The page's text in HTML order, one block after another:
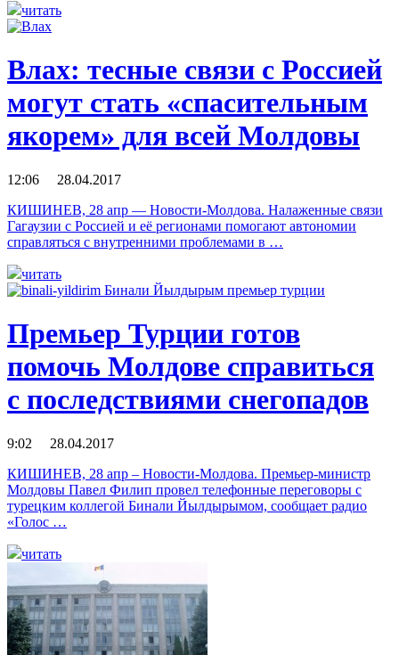
читать
Влах: тесные связи с Россией
могут стать «спасительным
якорем» для всей Молдовы
12:06 28.04.2017
КИШИНЕВ, 28 апр — Новости-Молдова. Налаженные связи
Гагаузии с Россией и её регионами помогают автономии
справляться с внутренними проблемами в …
читать
Премьер Турции готов
помочь Молдове справиться
с последствиями снегопадов
9:02 28.04.2017
КИШИНЕВ, 28 апр – Новости-Молдова. Премьер-министр
Молдовы Павел Филип провел телефонные переговоры с
турецким коллегой Бинали Йылдырымом, сообщает радио
«Голос …
читать